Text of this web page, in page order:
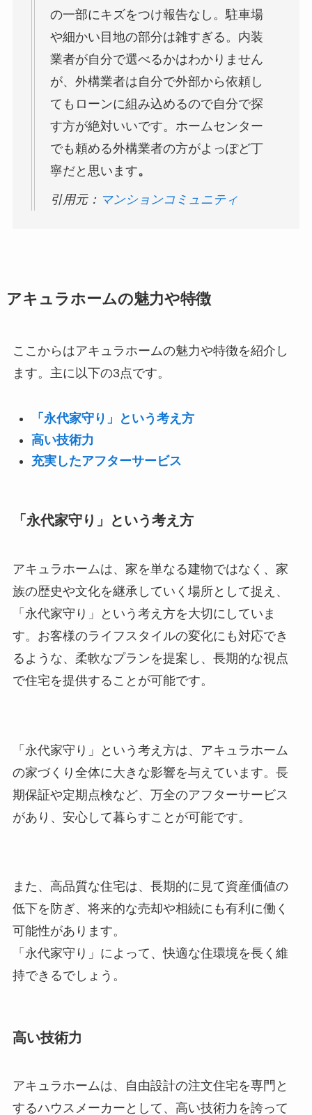
の一部にキズをつけ報告なし。駐車場
や細かい目地の部分は雑すぎる。内装
業者が自分で選べるかはわかりません
が、外構業者は自分で外部から依頼し
てもローンに組み込めるので自分で探
す方が絶対いいです。ホームセンター
でも頼める外構業者の方がよっぽど丁
寧だと思います。
引用元： マンションコミュニティ
アキュラホームの魅力や特徴
ここからはアキュラホームの魅力や特徴を紹介し
ます。主に以下の3点です。
「永代家守り」という考え方
高い技術力
充実したアフターサービス
「永代家守り」という考え方
アキュラホームは、家を単なる建物ではなく、家
族の歴史や文化を継承していく場所として捉え、
「永代家守り」という考え方を大切にしていま
す。お客様のライフスタイルの変化にも対応でき
るような、柔軟なプランを提案し、長期的な視点
で住宅を提供することが可能です。
「永代家守り」という考え方は、アキュラホーム
の家づくり全体に大きな影響を与えています。長
期保証や定期点検など、万全のアフターサービス
があり、安心して暮らすことが可能です。
また、高品質な住宅は、長期的に見て資産価値の
低下を防ぎ、将来的な売却や相続にも有利に働く
可能性があります。
「永代家守り」によって、快適な住環境を長く維
持できるでしょう。
高い技術力
アキュラホームは、自由設計の注文住宅を専門と
するハウスメーカーとして、高い技術力を誇って